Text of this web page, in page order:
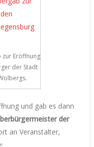
zur Eröffnung
der Stadt
und gab es dann
der
an Veranstalter,